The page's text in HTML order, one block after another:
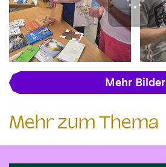
Mehr Bilder
Mehr zum Thema